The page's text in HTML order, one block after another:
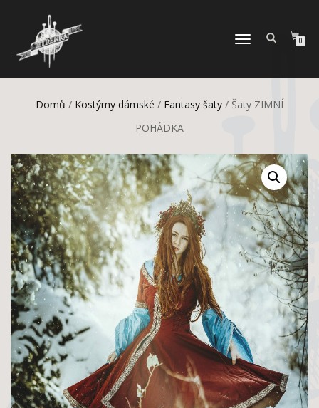
PŘEPNOUT
0
Domů / Kostýmy dámské / Fantasy šaty / Šaty ZIMNÍ
POHÁDKA